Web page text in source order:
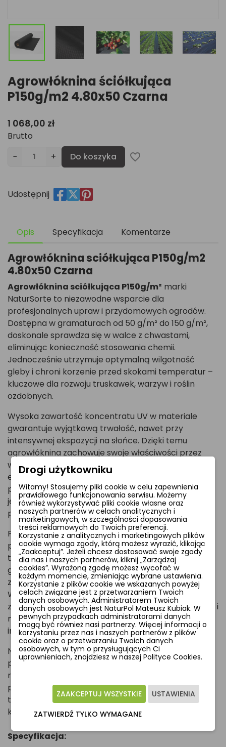
Agrowłóknina ściółkująca
P150g/m2 4.80x50 Czarna
1 068,00 zł
Brutto
−
+ Do koszyka favorite_border
Udostępnij
Opis Specyfikacja Komentarze
Agrowłóknina sciółkująca P150g/m2
4.80x50 Czarna
Agrowłóknina sciółkująca P150g/m² marki
NaturSorte to niezawodne wsparcie dla
profesjonalnych upraw i przydomowych ogrodów.
Dostępna w gramaturach od 50 g/m² do 150 g/m²,
doskonale sprawdza się w walce z chwastami,
eliminując konieczność stosowania chemii.
Jednocześnie utrzymuje optymalną wilgotność
gleby i chroni korzenie przed skokami temperatur –
kluczowe dla rozwoju truskawek, warzyw i roślin
ozdobnych.
Wysoka zawartość koncentratu UV w materiale
gwarantuje wyjątkową trwałość, nawet przy
intensywnej ekspozycji na słońce. Dzięki temu
agrowłóknina zachowuje swoje właściwości przez
wiele sezonów, co znacząco obniża koszty
eksploatacji. Jej struktura przepuszcza wodę i
powietrze, zapobiegając przegrzaniu roślin, a
jednocześnie tworzy barierę dla szkodników i
patogenów.
Produkt jest lekki i łatwy w montażu – można go
precyzyjnie dopasować do kształtu grządek lub
tuneli foliowych. Sprawdza się zarówno w dużych
gospodarstwach, jak i małych uprawach,
zapewniając równomierny wzrost plonów.
Wybierając gramaturę 100 g/m² lub 150 g/m²,
zyskujesz dodatkową ochronę przed silnym wiatrem i
mrozem, idealną dla roślin wymagających
intensywnej pielęgnacji.
NaturSorte to połączenie najnowszych technologii z
przystępną ceną. Inwestując w tę agrowłókninę,
redukujesz straty plonów, oszczędzasz czas na
pielęgnację i dbasz o ekologię. To rozwiązanie dla
tych, którzy stawiają na jakość i długoterminowe
korzyści!
Specyfikacja:
Drogi użytkowniku
Witamy! Stosujemy pliki cookie w celu zapewnienia
prawidłowego funkcjonowania serwisu. Możemy
również wykorzystywać pliki cookie własne oraz
naszych partnerów w celach analitycznych i
marketingowych, w szczególności dopasowania
treści reklamowych do Twoich preferencji.
Korzystanie z analitycznych i marketingowych plików
cookie wymaga zgody, którą możesz wyrazić, klikając
„Zaakceptuj”. Jeżeli chcesz dostosować swoje zgody
dla nas i naszych partnerów, kliknij „Zarządzaj
cookies”. Wyrażoną zgodę możesz wycofać w
każdym momencie, zmieniając wybrane ustawienia.
Korzystanie z plików cookie we wskazanych powyżej
celach związane jest z przetwarzaniem Twoich
danych osobowych. Administratorem Twoich
danych osobowych jest NaturPol Mateusz Kubiak. W
pewnych przypadkach administratorami danych
mogą być również nasi partnerzy. Więcej informacji o
korzystaniu przez nas i naszych partnerów z plików
cookie oraz o przetwarzaniu Twoich danych
osobowych, w tym o przysługujących Ci
uprawnieniach, znajdziesz w naszej Polityce Cookies.
USTAWIENIA
ZAAKCEPTUJ WSZYSTKIE
ZATWIERDŹ TYLKO WYMAGANE